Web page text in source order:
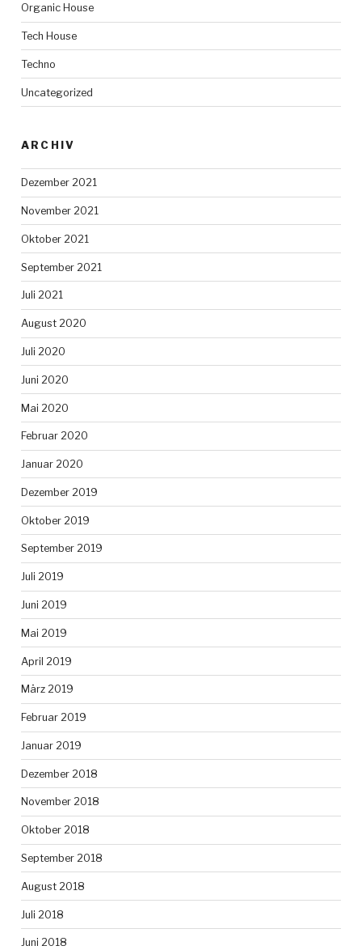
Organic House
Tech House
Techno
Uncategorized
ARCHIV
Dezember 2021
November 2021
Oktober 2021
September 2021
Juli 2021
August 2020
Juli 2020
Juni 2020
Mai 2020
Februar 2020
Januar 2020
Dezember 2019
Oktober 2019
September 2019
Juli 2019
Juni 2019
Mai 2019
April 2019
März 2019
Februar 2019
Januar 2019
Dezember 2018
November 2018
Oktober 2018
September 2018
August 2018
Juli 2018
Juni 2018